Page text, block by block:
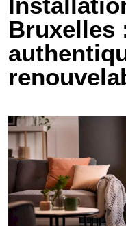
Bruxelles